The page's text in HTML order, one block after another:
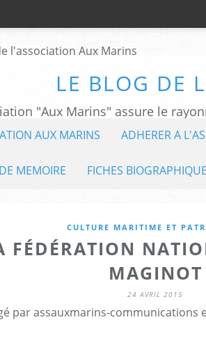
LE BLOG DE
AUX MARINS ADHERER A
MEMOIRE FICHES
CULTURE MARITIME ET
FÉDÉRATION
MAGINOT
24 AVRIL 2015
par assauxmarins-communications